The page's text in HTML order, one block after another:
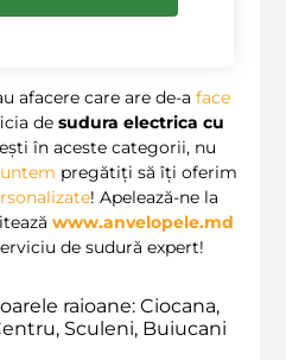
afacere care are de-a face
de sudura electrica cu
în aceste categorii, nu
pregătiți să îți oferim
! Apelează-ne la
www.anvelopele.md
de sudură expert!
raioane: Ciocana,
Sculeni, Buiucani